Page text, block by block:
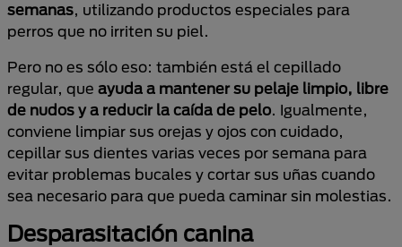
semanas, utilizando productos especiales para
perros que no irriten su piel.
Pero no es sólo eso: también está el cepillado
regular, que ayuda a mantener su pelaje limpio, libre
de nudos y a reducir la caída de pelo. Igualmente,
conviene limpiar sus orejas y ojos con cuidado,
cepillar sus dientes varias veces por semana para
evitar problemas bucales y cortar sus uñas cuando
sea necesario para que pueda caminar sin molestias.
Desparasitación canina